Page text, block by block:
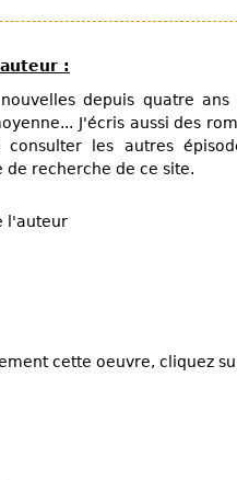
:
depuis quatre
J'écris aussi des
consulter les autres
de recherche de ce site.
l'auteur
cette oeuvre, cliquez